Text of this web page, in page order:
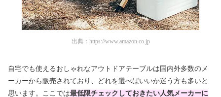
出典： https://www.amazon.co.jp
自宅でも使えるおしゃれなアウトドアテーブルは国内外多数のメ
ーカーから販売されており、どれを選べばいいか迷う方も多いと
思います。ここでは最低限チェックしておきたい人気メーカーに